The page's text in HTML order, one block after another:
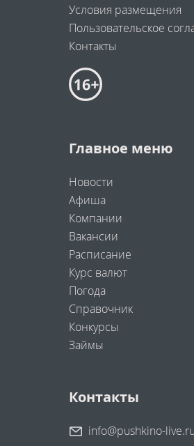
Условия размещения
Пользовательское
Контакты
Главное меню
Новости
Афиша
Компании
Вакансии
Расписание
Курс валют
Погода
Справочник
Конкурсы
Займы
Контакты
info@pushkino-live.ru